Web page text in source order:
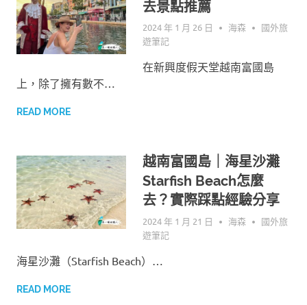
去景點推薦
2024 年 1 月 26 日 海森
國外旅
遊筆記
在新興度假天堂越南富國島
上，除了擁有數不…
READ MORE
越南富國島｜海星沙灘
Starfish Beach怎麼
去？實際踩點經驗分享
2024 年 1 月 21 日 海森
國外旅
遊筆記
海星沙灘（Starfish Beach）…
READ MORE